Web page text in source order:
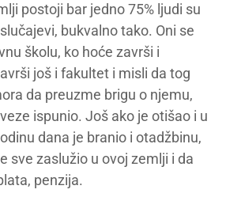
postoji bar jedno 75% ljudi su
bukvalno tako. Oni se
školu, ko hoće završi i
još i fakultet i misli da tog
da preuzme brigu o njemu,
ispunio. Još ako je otišao i u
dana je branio i otadžbinu,
sve zaslužio u ovoj zemlji i da
penzija.